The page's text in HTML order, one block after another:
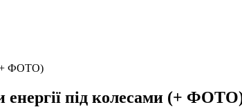
(+ ФОТО)
енергії під колесами (+